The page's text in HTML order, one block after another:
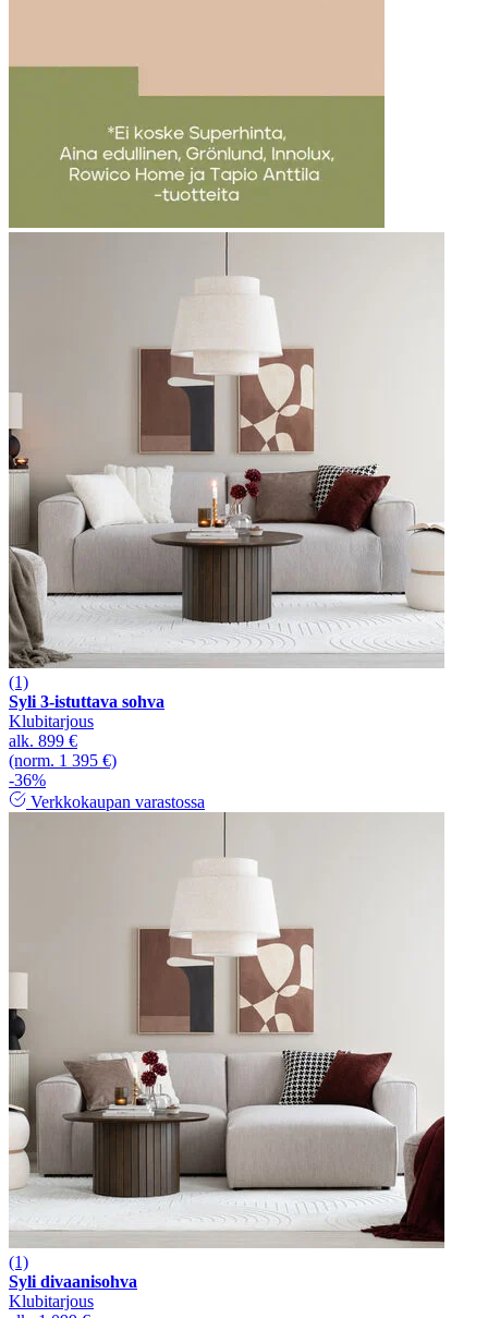
(1)
Syli 3-istuttava sohva
Klubitarjous
alk. 899 €
(norm. 1 395 €)
-36%
Verkkokaupan varastossa
(1)
Syli divaanisohva
Klubitarjous